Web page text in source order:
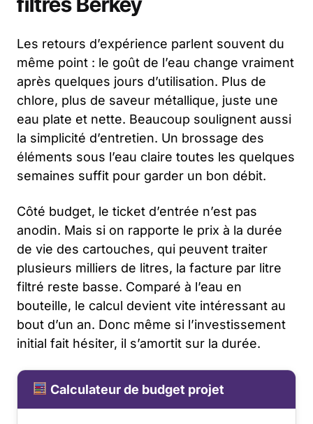
Les retours d’expérience parlent souvent du
même point : le goût de l’eau change vraiment
après quelques jours d’utilisation. Plus de
chlore, plus de saveur métallique, juste une
eau plate et nette. Beaucoup soulignent aussi
la simplicité d’entretien. Un brossage des
éléments sous l’eau claire toutes les quelques
semaines suffit pour garder un bon débit.
Côté budget, le ticket d’entrée n’est pas
anodin. Mais si on rapporte le prix à la durée
de vie des cartouches, qui peuvent traiter
plusieurs milliers de litres, la facture par litre
filtré reste basse. Comparé à l’eau en
bouteille, le calcul devient vite intéressant au
bout d’un an. Donc même si l’investissement
initial fait hésiter, il s’amortit sur la durée.
Calculateur de budget projet